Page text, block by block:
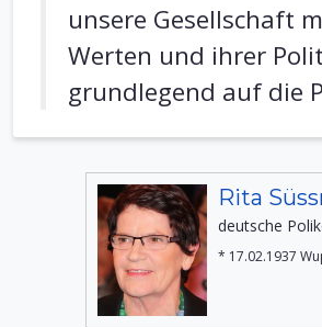
unsere Gesellschaft
Werten und ihrer
grundlegend auf die
Rita
deutsche
* 17.02.1937